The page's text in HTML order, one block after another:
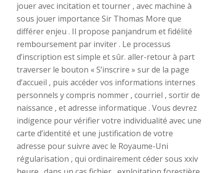
jouer avec incitation et tourner , avec machine à
sous jouer importance Sir Thomas More que
différer enjeu . Il propose panjandrum et fidélité
remboursement par inviter . Le processus
d’inscription est simple et sûr. aller-retour à part
traverser le bouton « S’inscrire » sur de la page
d’accueil , puis accéder vos informations internes
personnels y compris nommer , courriel , sortir de
naissance , et adresse informatique . Vous devrez
indigence pour vérifier votre individualité avec une
carte d’identité et une justification de votre
adresse pour suivre avec le Royaume-Uni
régularisation , qui ordinairement céder sous xxiv